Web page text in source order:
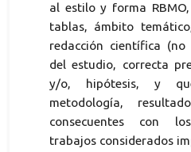
al estilo y forma
tablas, ámbito
redacción científica
del estudio, correcta
y/o, hipótesis, y
metodología,
consecuentes con
trabajos considerados